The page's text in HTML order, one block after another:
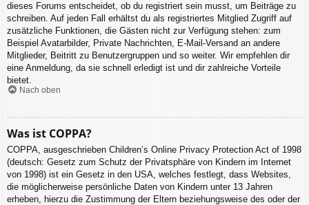
dieses Forums entscheidet, ob du registriert sein musst, um Beiträge zu
schreiben. Auf jeden Fall erhältst du als registriertes Mitglied Zugriff auf
zusätzliche Funktionen, die Gästen nicht zur Verfügung stehen: zum
Beispiel Avatarbilder, Private Nachrichten, E-Mail-Versand an andere
Mitglieder, Beitritt zu Benutzergruppen und so weiter. Wir empfehlen dir
eine Anmeldung, da sie schnell erledigt ist und dir zahlreiche Vorteile
bietet.
Nach oben
Was ist COPPA?
COPPA, ausgeschrieben Children’s Online Privacy Protection Act of 1998
(deutsch: Gesetz zum Schutz der Privatsphäre von Kindern im Internet
von 1998) ist ein Gesetz in den USA, welches festlegt, dass Websites,
die möglicherweise persönliche Daten von Kindern unter 13 Jahren
erheben, hierzu die Zustimmung der Eltern beziehungsweise des oder der